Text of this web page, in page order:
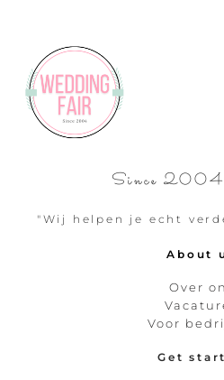
Since 2004
"Wij helpen je echt
About
Over
Voor
Get